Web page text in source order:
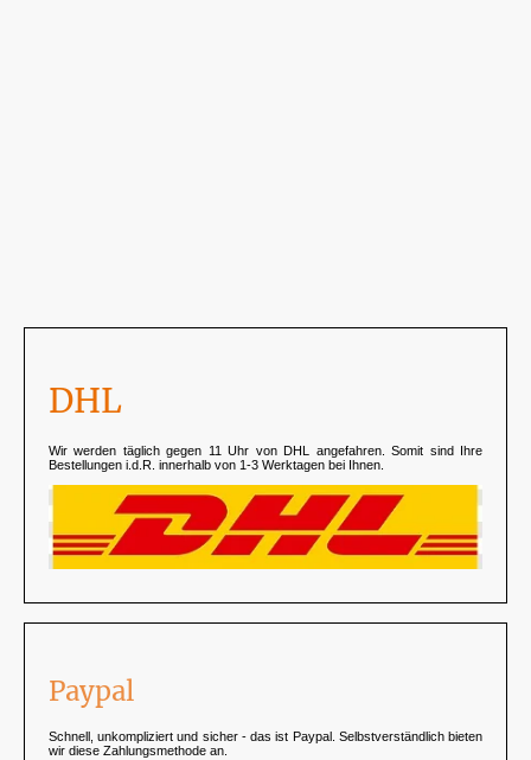
DHL
Wir werden täglich gegen 11 Uhr von DHL angefahren. Somit sind Ihre
Bestellungen i.d.R. innerhalb von 1-3 Werktagen bei Ihnen.
Paypal
Schnell, unkompliziert und sicher - das ist Paypal. Selbstverständlich bieten
wir diese Zahlungsmethode an.